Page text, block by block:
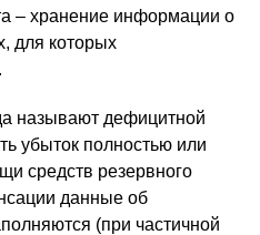
– хранение информации о
для которых
называют дефицитной
убыток полностью или
средств резервного
данные об
(при частичной